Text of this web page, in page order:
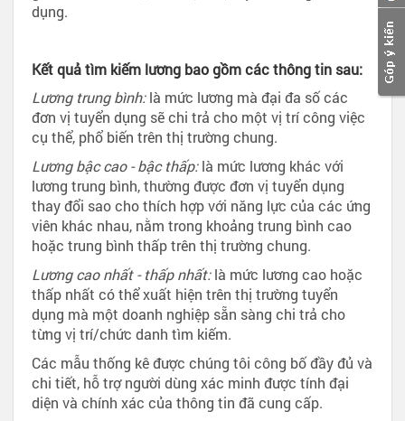
dụng.
Kết quả tìm kiếm lương bao gồm các thông tin sau:
Lương trung bình:là mức lương mà đại đa số các
đơn vị tuyển dụng sẽ chi trả cho một vị trí công việc
cụ thể, phổ biến trên thị trường chung.
Lương bậc cao - bậc thấp:là mức lương khác với
lương trung bình, thường được đơn vị tuyển dụng
thay đổi sao cho thích hợp với năng lực của các ứng
viên khác nhau, nằm trong khoảng trung bình cao
hoặc trung bình thấp trên thị trường chung.
Lương cao nhất - thấp nhất:là mức lương cao hoặc
thấp nhất có thể xuất hiện trên thị trường tuyển
dụng mà một doanh nghiệp sẵn sàng chi trả cho
từng vị trí/chức danh tìm kiếm.
Các mẫu thống kê được chúng tôi công bố đầy đủ và
chi tiết, hỗ trợ người dùng xác minh được tính đại
diện và chính xác của thông tin đã cung cấp.